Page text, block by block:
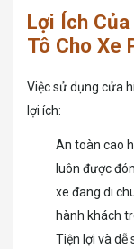
Lợi Ích
Tô Cho Xe
Việc sử dụng cửa
lợi ích:
An toàn cao
luôn được
xe đang di
hành khách
Tiện lợi và dễ